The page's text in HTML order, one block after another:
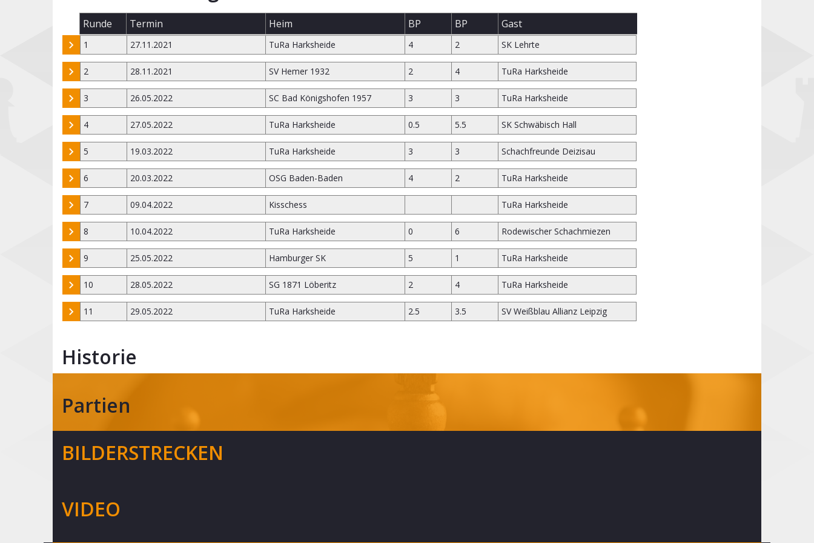
Runde Termin Heim BP BP Gast
1 27.11.2021 TuRa Harksheide 4 2 SK Lehrte
2 28.11.2021 SV Hemer 1932 2 4 TuRa Harksheide
3 26.05.2022 SC Bad Königshofen 1957 3 3 TuRa Harksheide
4 27.05.2022 TuRa Harksheide 0.5 5.5 SK Schwäbisch Hall
5 19.03.2022 TuRa Harksheide 3 3 Schachfreunde Deizisau
6 20.03.2022 OSG Baden-Baden 4 2 TuRa Harksheide
7 09.04.2022 Kisschess TuRa Harksheide
8 10.04.2022 TuRa Harksheide 0 6 Rodewischer Schachmiezen
9 25.05.2022 Hamburger SK 5 1 TuRa Harksheide
10 28.05.2022 SG 1871 Löberitz 2 4 TuRa Harksheide
11 29.05.2022 TuRa Harksheide 2.5 3.5 SV Weißblau Allianz Leipzig
Historie
Partien
BILDERSTRECKEN
VIDEO